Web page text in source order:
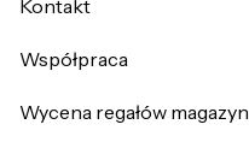
Kontakt
Współpraca
Wycena regałów